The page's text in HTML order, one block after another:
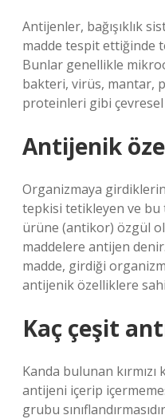
Antijenler, bağışıklık
madde tespit ettiğinde
Bunlar genellikle
bakteri, virüs, mantar,
proteinleri gibi
Antijenik
Organizmaya
tepkisi tetikleyen ve
ürüne (antikor) özgül
maddelere antijen
madde, girdiği
antijenik özelliklere
Kaç çeşit
Kanda bulunan
antijeni içerip
grubu